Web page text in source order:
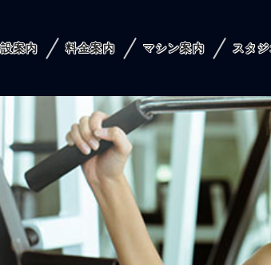
案内 料金案内 マシン案内 スタ